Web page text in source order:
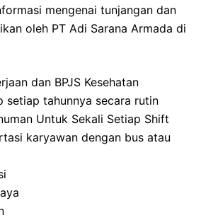
mengenai tunjangan dan
oleh PT Adi Sarana Armada di
dan BPJS Kesehatan
setiap tahunnya secara rutin
Untuk Sekali Setiap Shift
karyawan dengan bus atau